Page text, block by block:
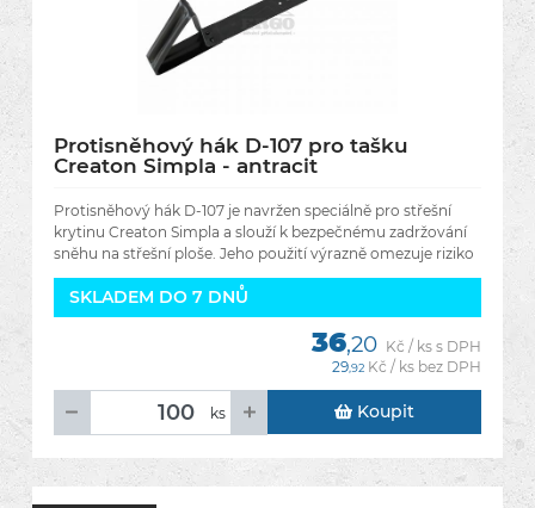
Protisněhový hák D-107 pro tašku
Creaton Simpla - antracit
Protisněhový hák D-107 je navržen speciálně pro střešní
krytinu Creaton Simpla a slouží k bezpečnému zadržování
sněhu na střešní ploše. Jeho použití výrazně omezuje riziko
SKLADEM DO 7 DNŮ
36,20 Kč / ks s DPH
29,92 Kč / ks bez DPH
ks Koupit